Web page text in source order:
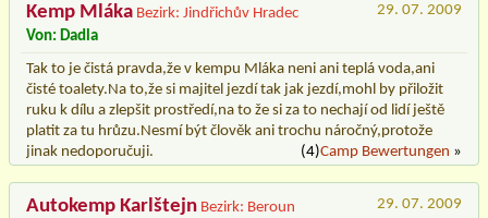
Kemp Mláka Bezirk: Jindřichův Hradec
29. 07. 2009
Von: Dadla
Tak to je čistá pravda,že v kempu Mláka neni ani teplá voda,ani
čisté toalety.Na to,že si majitel jezdí tak jak jezdí,mohl by přiložit
ruku k dílu a zlepšit prostředí,na to že si za to nechají od lidí ještě
platit za tu hrůzu.Nesmí být člověk ani trochu náročný,protože
jinak nedoporučuji.
(4)Camp Bewertungen »
Autokemp Karlštejn Bezirk: Beroun
29. 07. 2009